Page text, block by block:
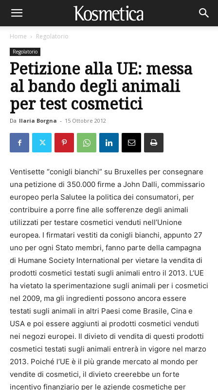
Home Regolatorio
Regolatorio
Petizione alla UE: messa
al bando degli animali
per test cosmetici
Da Ilaria Borgna - 15 Ottobre 2012
Ventisette “conigli bianchi” su Bruxelles per consegnare
una petizione di 350.000 firme a John Dalli, commissario
europeo perla Salutee la politica dei consumatori, per
contribuire a porre fine alle sofferenze degli animali
utilizzati per testare cosmetici venduti nell’Unione
europea. I firmatari vestiti da conigli bianchi, appunto 27
uno per ogni Stato membri, fanno parte della campagna
di Humane Society International per vietare la vendita di
prodotti cosmetici testati sugli animali entro il 2013. L’UE
ha vietato la sperimentazione sugli animali per i cosmetici
nel 2009, ma gli ingredienti possono ancora essere
testati sugli animali in altri Paesi come Brasile, Cina e
USA e poi essere aggiunti ai prodotti cosmetici venduti
nei negozi europei. Il divieto di vendita di questi prodotti
cosmetici testati sugli animali entrerà in vigore nel marzo
2013. Poiché l’UE è il più grande mercato al mondo per
vendite di cosmetici, il divieto creerebbe un forte
incentivo finanziario per le aziende cosmetiche per